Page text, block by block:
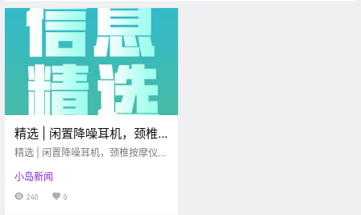
精选 | 闲置降噪耳机，颈椎
按摩仪；出优质房源；求带
职！
精选 | 闲置降噪耳机，颈椎按摩仪；
学生找兼职！
小岛新闻
240 0